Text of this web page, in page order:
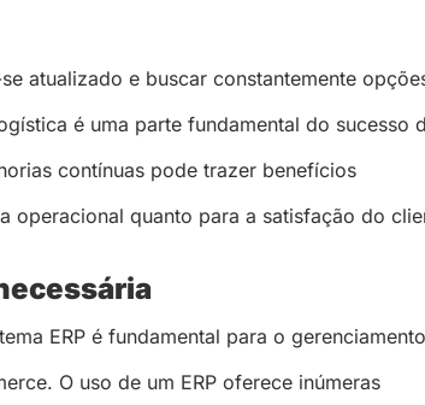
atualizado e buscar constantemente
é uma parte fundamental do sucesso
contínuas pode trazer benefícios
operacional quanto para a satisfação do
ERP é fundamental para o gerenciamento
O uso de um ERP oferece inúmeras